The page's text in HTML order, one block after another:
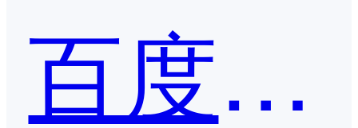
百度统计